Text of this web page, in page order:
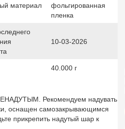
материал
фольгированная
пленка
10-03-2026
40.000 г
Рекомендуем надувать
оснащен самозакрывающимся
прикрепить надутый шар к